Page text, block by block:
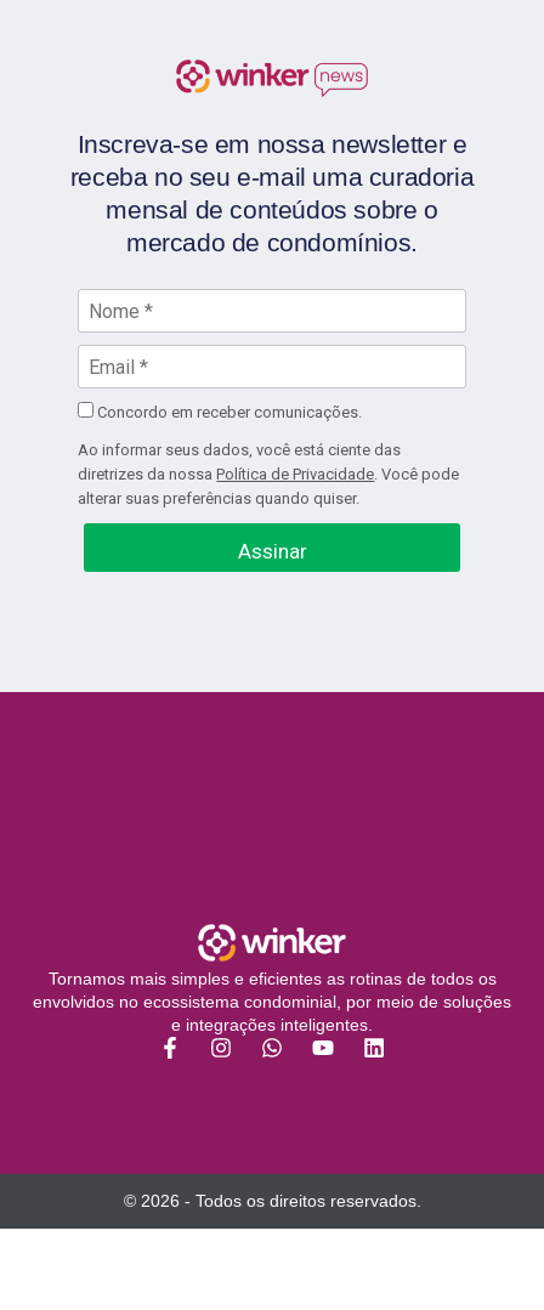
Inscreva-se em nossa newsletter e
receba no seu e-mail uma curadoria
mensal de conteúdos sobre o
mercado de condomínios.
Concordo em receber comunicações.
Ao informar seus dados, você está ciente das
diretrizes da nossaPolítica de Privacidade . Você pode
alterar suas preferências quando quiser.
Assinar
Tornamos mais simples e eficientes as rotinas de todos os
envolvidos no ecossistema condominial, por meio de soluções
e integrações inteligentes.
© 2026 - Todos os direitos reservados.